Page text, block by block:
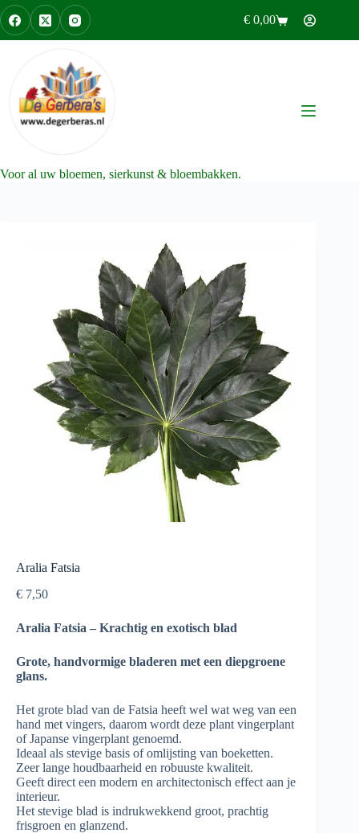
Ga
naar
de
Winkelwagen
€ 0,00
Voor al uw bloemen, sierkunst & bloembakken.
Aralia Fatsia
€ 7,50
Aralia Fatsia – Krachtig en exotisch blad
Grote, handvormige bladeren met een diepgroene
glans.
Het grote blad van de Fatsia heeft wel wat weg van een
hand met vingers, daarom wordt deze plant vingerplant
of Japanse vingerplant genoemd.
Ideaal als stevige basis of omlijsting van boeketten.
Zeer lange houdbaarheid en robuuste kwaliteit.
Geeft direct een modern en architectonisch effect aan je
interieur.
Het stevige blad is indrukwekkend groot, prachtig
frisgroen en glanzend.